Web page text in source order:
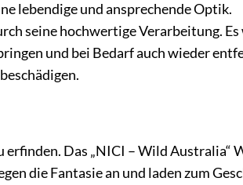
lebendige und ansprechende Optik.
seine hochwertige Verarbeitung. Es
und bei Bedarf auch wieder
erfinden. Das „NICI – Wild Australia“
die Fantasie an und laden zum